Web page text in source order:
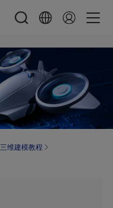
三维建模教程